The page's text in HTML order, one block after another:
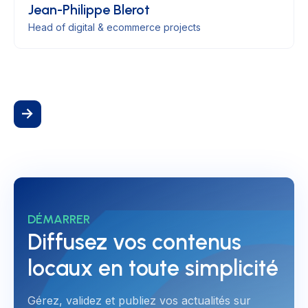
Jean-Philippe Blerot
Head of digital & ecommerce projects
DÉMARRER
Diffusez vos contenus
locaux en toute simplicité
Gérez, validez et publiez vos actualités sur